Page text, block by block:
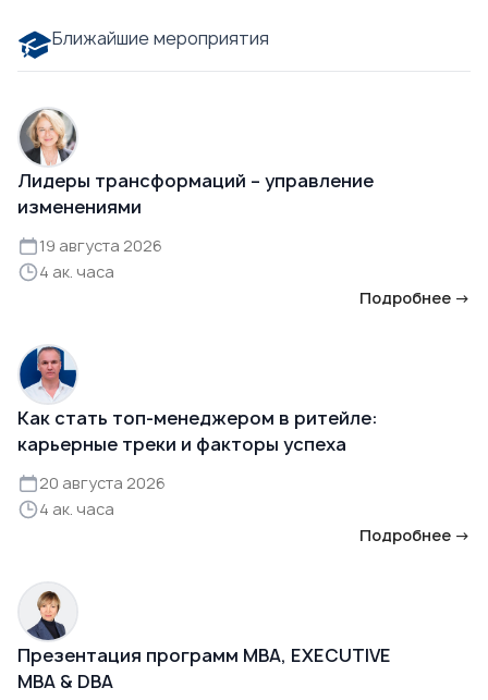
Ближайшие мероприятия
Лидеры трансформаций – управление
изменениями
19 августа 2026
4 ак. часа
Подробнее →
Как стать топ-менеджером в ритейле:
карьерные треки и факторы успеха
20 августа 2026
4 ак. часа
Подробнее →
Презентация программ MBA, EXECUTIVE
MBA & DBA